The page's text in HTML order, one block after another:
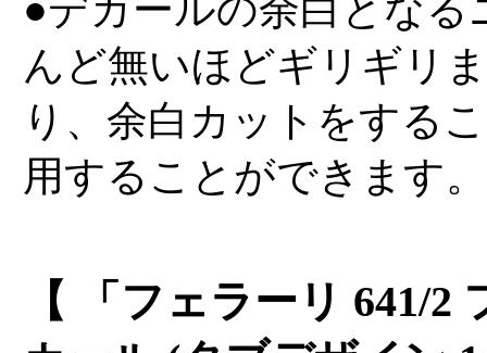
●デカールの余白となる
んど無いほどギリギリ
り、余白カットをする
用することができます。
【 「フェラーリ 641/